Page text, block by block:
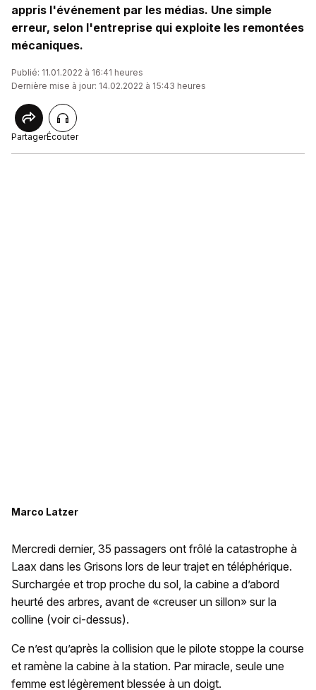
appris l'événement par les médias. Une simple
erreur, selon l'entreprise qui exploite les remontées
mécaniques.
Publié: 11.01.2022 à 16:41 heures
Dernière mise à jour: 14.02.2022 à 15:43 heures
PartagerÉcouter
Marco Latzer
Mercredi dernier, 35 passagers ont frôlé la catastrophe à
Laax dans les Grisons lors de leur trajet en téléphérique.
Surchargée et trop proche du sol, la cabine a d’abord
heurté des arbres, avant de «creuser un sillon» sur la
colline (voir ci-dessus).
Ce n’est qu’après la collision que le pilote stoppe la course
et ramène la cabine à la station. Par miracle, seule une
femme est légèrement blessée à un doigt.